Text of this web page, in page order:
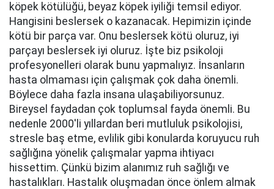
köpek kötülüğü, beyaz köpek iyiliği temsil ediyor.
Hangisini beslersek o kazanacak. Hepimizin içinde
kötü bir parça var. Onu beslersek kötü oluruz, iyi
parçayı beslersek iyi oluruz. İşte biz psikoloji
profesyonelleri olarak bunu yapmalıyız. İnsanların
hasta olmaması için çalışmak çok daha önemli.
Böylece daha fazla insana ulaşabiliyorsunuz.
Bireysel faydadan çok toplumsal fayda önemli. Bu
nedenle 2000'li yıllardan beri mutluluk psikolojisi,
stresle baş etme, evlilik gibi konularda koruyucu ruh
sağlığına yönelik çalışmalar yapma ihtiyacı
hissettim. Çünkü bizim alanımız ruh sağlığı ve
hastalıkları. Hastalık oluşmadan önce önlem almak